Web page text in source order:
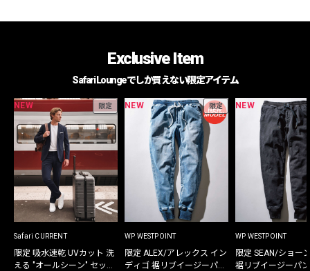
Exclusive Item
Safari Loungeでしか買えない限定アイテム
NEW 限定
Safari CURRENT
限定 吸水速乾 UVカット 洗
える "オールシーン" セット
NEW 限定
WP WESTPOINT
限定 ALEX/アレックス イン
ディゴ 裾リブイージーパン
NEW
WP WESTPOINT
限定 SEAN/ショー
裾リブイージーパ